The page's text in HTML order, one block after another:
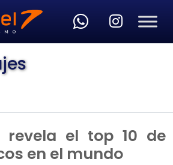
revela el top 10 de
en el mundo